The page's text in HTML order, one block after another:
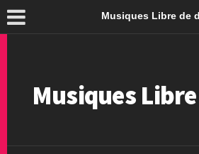
Musiques Libre de
Musiques